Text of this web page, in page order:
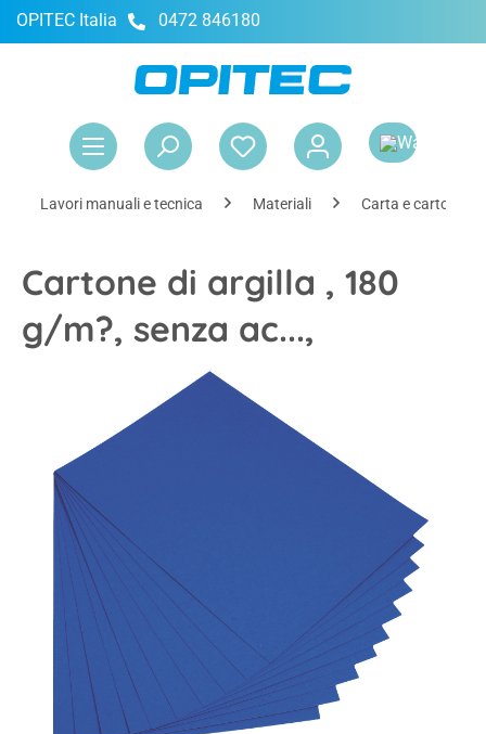
principale
OPITEC Italia 0472 846180
Lavori manuali e tecnica Materiali Carta e cartone
Cartone di argilla , 180
g/m?, senza ac...,
Salta la galleria di immagini